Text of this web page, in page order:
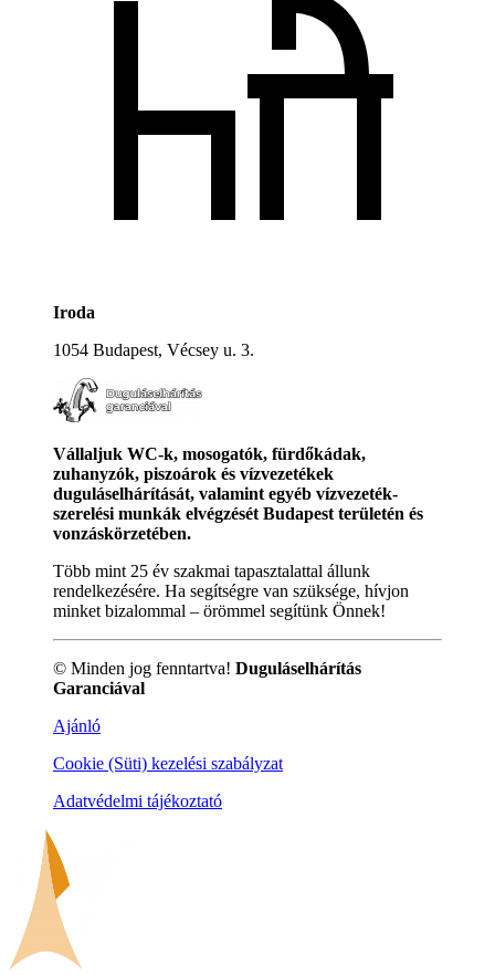
Iroda
1054 Budapest, Vécsey u. 3.
Vállaljuk WC-k, mosogatók, fürdőkádak,
zuhanyzók, piszoárok és vízvezetékek
duguláselhárítását, valamint egyéb vízvezeték-
szerelési munkák elvégzését Budapest területén és
vonzáskörzetében.
Több mint 25 év szakmai tapasztalattal állunk
rendelkezésére. Ha segítségre van szüksége, hívjon
minket bizalommal – örömmel segítünk Önnek!
© Minden jog fenntartva! Duguláselhárítás
Garanciával
Ajánló
Cookie (Süti) kezelési szabályzat
Adatvédelmi tájékoztató